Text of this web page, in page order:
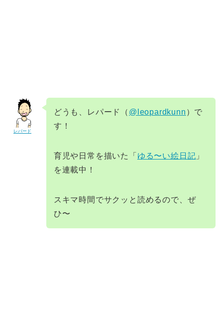
レパード
どうも、レパード（ @leopardkunn ）で
す！
育児や日常を描いた「 ゆる〜い絵日記 」
を連載中！
スキマ時間でサクッと読めるので、ぜ
ひ〜